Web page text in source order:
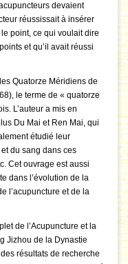
devaient
réussissait à insérer
le point, ce qui voulait dire
et qu’il avait réussi
Quatorze Méridiens de
le terme de « quatorze
L’auteur a mis en
Du Mai et Ren Mai, qui
étudié leur
du sang dans ces
Cet ouvrage est aussi
dans l’évolution de la
l’acupuncture et de la
de l’Acupuncture et la
Jizhou de la Dynastie
résultats de recherche